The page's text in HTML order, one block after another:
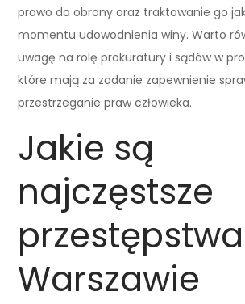
prawo do obrony oraz traktowanie go
momentu udowodnienia winy. Warto
uwagę na rolę prokuratury i sądów w
które mają za zadanie zapewnienie
przestrzeganie praw człowieka.
Jakie są
najczęstsze
Warszawie